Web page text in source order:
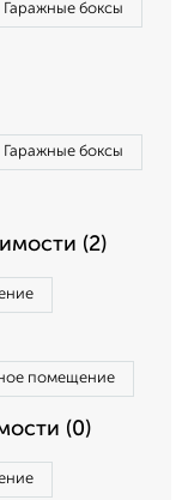
Гаражные боксы
Гаражные боксы
(2)
помещение
(0)